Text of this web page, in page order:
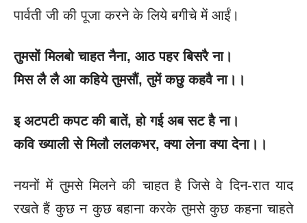
पार्वती जी की पूजा करने के लिये बगीचे में आईं।
तुमसों मिलबो चाहत नैना, आठ पहर बिसरै ना।
मिस लै लै आ कहिये तुमसौं, तुमें कछु कहवै ना।।
इ अटपटी कपट की बातें, हो गई अब सट है ना।
कवि ख्याली से मिलौ ललकभर, क्या लेना क्या देना।।
नयनों में तुमसे मिलने की चाहत है जिसे वे दिन-रात याद
रखते हैं कुछ न कुछ बहाना करके तुमसे कुछ कहना चाहते